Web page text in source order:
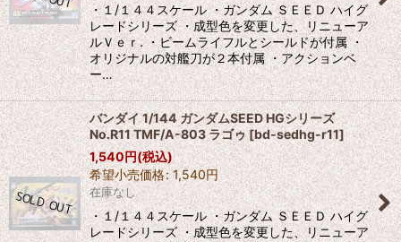
・１/１４４スケール ・ガンダム ＳＥＥＤ ハイグ
レードシリーズ ・成型色を変更した、リニューア
ルＶｅｒ. ・ビームライフルとシールドが付属 ・
オリジナルの対艦刀が２本付属 ・アクションベ
ー…
バンダイ 1/144 ガンダムSEED HGシリーズ
No.R11 TMF/A-803 ラゴゥ[bd-sedhg-r11]
1,540円(税込)
希望小売価格: 1,540円
在庫なし
・１/１４４スケール ・ガンダム ＳＥＥＤ ハイグ
レードシリーズ ・成型色を変更した、リニューア